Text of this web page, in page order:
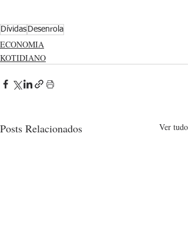
Dívidas Desenrola
ECONOMIA
KOTIDIANO
Posts Relacionados Ver tudo